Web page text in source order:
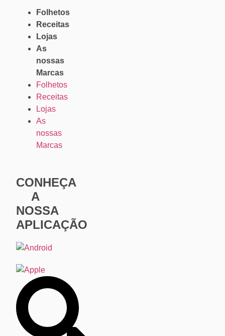
Folhetos
Receitas
Lojas
As
nossas
Marcas
Folhetos
Receitas
Lojas
As
nossas
Marcas
CONHEÇA
A
NOSSA
APLICAÇÃO